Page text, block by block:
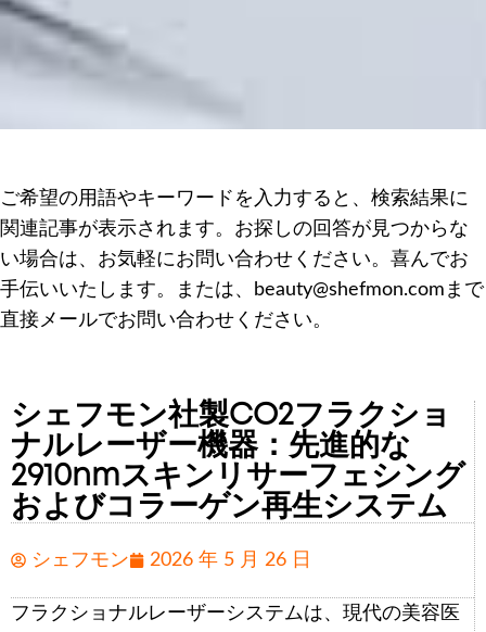
ご希望の用語やキーワードを入力すると、検索結果に
関連記事が表示されます。お探しの回答が見つからな
い場合は、お気軽にお問い合わせください。喜んでお
手伝いいたします。または、beauty@shefmon.comまで
直接メールでお問い合わせください。
シェフモン社製CO2フラクショ
ナルレーザー機器：先進的な
2910nmスキンリサーフェシング
およびコラーゲン再生システム
シェフモン 2026 年 5 月 26 日
フラクショナルレーザーシステムは、現代の美容医